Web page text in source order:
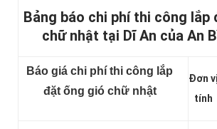
Bảng báo chi phí thi công lắp
chữ nhật tại Dĩ An của An
Báo giá chi phí thi công lắp
đặt ống gió chữ nhật
Đơn vị
tính